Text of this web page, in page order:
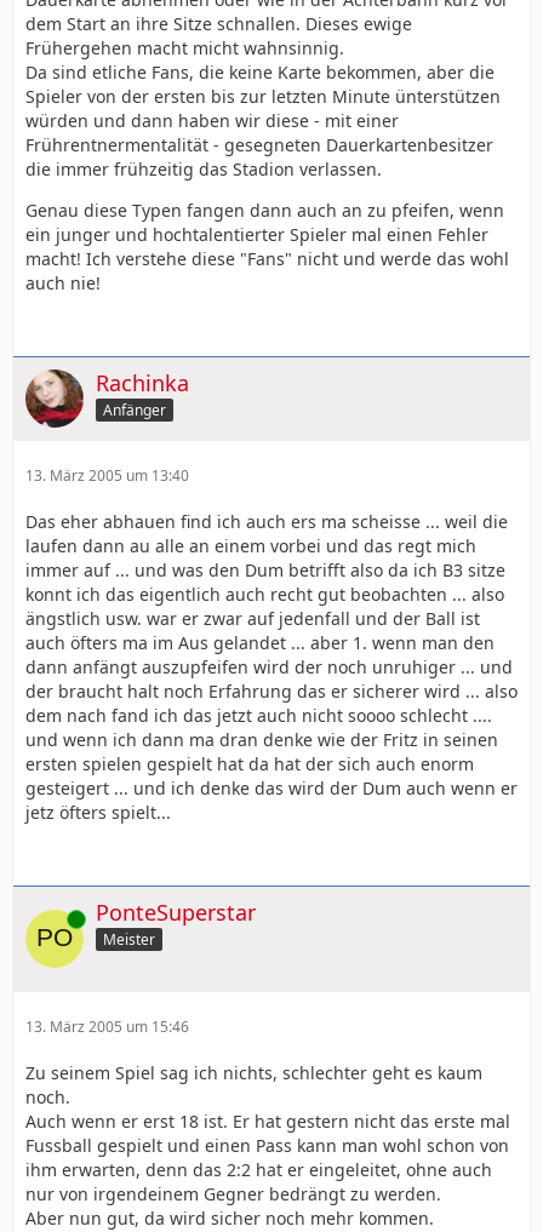
dem Start an ihre Sitze schnallen. Dieses ewige
Frühergehen macht micht wahnsinnig.
Da sind etliche Fans, die keine Karte bekommen, aber die
Spieler von der ersten bis zur letzten Minute ünterstützen
würden und dann haben wir diese - mit einer
Frührentnermentalität - gesegneten Dauerkartenbesitzer
die immer frühzeitig das Stadion verlassen.
Genau diese Typen fangen dann auch an zu pfeifen, wenn
ein junger und hochtalentierter Spieler mal einen Fehler
macht! Ich verstehe diese "Fans" nicht und werde das wohl
auch nie!
Rachinka
Anfänger
13. März 2005 um 13:40
Das eher abhauen find ich auch ers ma scheisse ... weil die
laufen dann au alle an einem vorbei und das regt mich
immer auf ... und was den Dum betrifft also da ich B3 sitze
konnt ich das eigentlich auch recht gut beobachten ... also
ängstlich usw. war er zwar auf jedenfall und der Ball ist
auch öfters ma im Aus gelandet ... aber 1. wenn man den
dann anfängt auszupfeifen wird der noch unruhiger ... und
der braucht halt noch Erfahrung das er sicherer wird ... also
dem nach fand ich das jetzt auch nicht soooo schlecht ....
und wenn ich dann ma dran denke wie der Fritz in seinen
ersten spielen gespielt hat da hat der sich auch enorm
gesteigert ... und ich denke das wird der Dum auch wenn er
jetz öfters spielt...
Online PonteSuperstar
Meister
13. März 2005 um 15:46
Zu seinem Spiel sag ich nichts, schlechter geht es kaum
noch.
Auch wenn er erst 18 ist. Er hat gestern nicht das erste mal
Fussball gespielt und einen Pass kann man wohl schon von
ihm erwarten, denn das 2:2 hat er eingeleitet, ohne auch
nur von irgendeinem Gegner bedrängt zu werden.
Aber nun gut, da wird sicher noch mehr kommen.